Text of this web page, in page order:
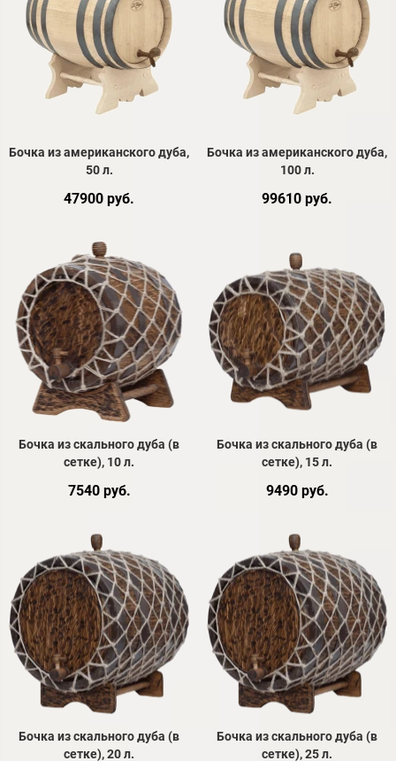
Бочка из американского дуба,
50 л.
47900 руб.
Бочка из американского дуба,
100 л.
99610 руб.
Бочка из скального дуба (в
сетке), 10 л.
7540 руб.
Бочка из скального дуба (в
сетке), 15 л.
9490 руб.
Бочка из скального дуба (в
сетке), 20 л.
Бочка из скального дуба (в
сетке), 25 л.